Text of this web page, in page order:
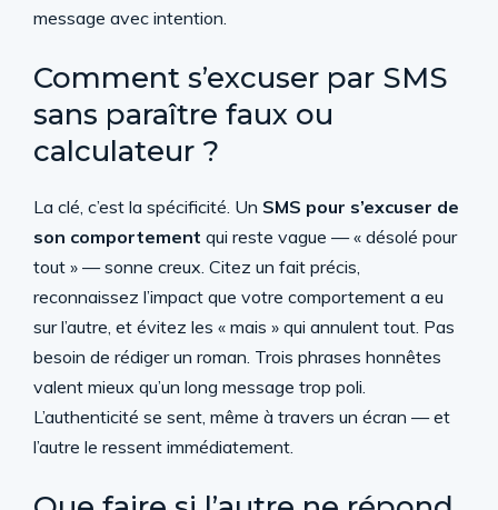
message avec intention.
Comment s’excuser par SMS
sans paraître faux ou
calculateur ?
La clé, c’est la spécificité. Un SMS pour s’excuser de
son comportement qui reste vague — « désolé pour
tout » — sonne creux. Citez un fait précis,
reconnaissez l’impact que votre comportement a eu
sur l’autre, et évitez les « mais » qui annulent tout. Pas
besoin de rédiger un roman. Trois phrases honnêtes
valent mieux qu’un long message trop poli.
L’authenticité se sent, même à travers un écran — et
l’autre le ressent immédiatement.